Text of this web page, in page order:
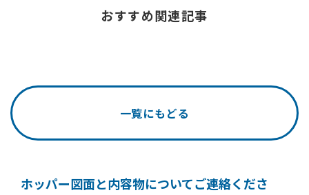
おすすめ関連記事
一覧にもどる
ホッパー図面と内容物についてご連絡くださ